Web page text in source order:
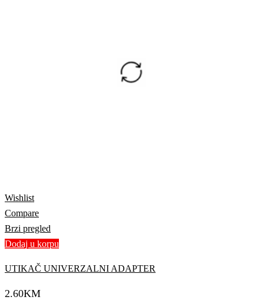
Wishlist
Compare
Brzi pregled
Dodaj u korpu
UTIKAČ UNIVERZALNI ADAPTER
2.60KM